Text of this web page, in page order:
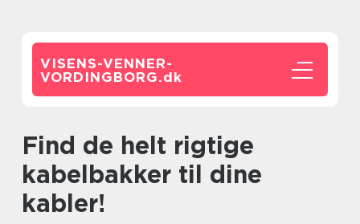
VISENS-VENNER-
VORDINGBORG.dk
Find de helt rigtige
kabelbakker til dine
kabler!